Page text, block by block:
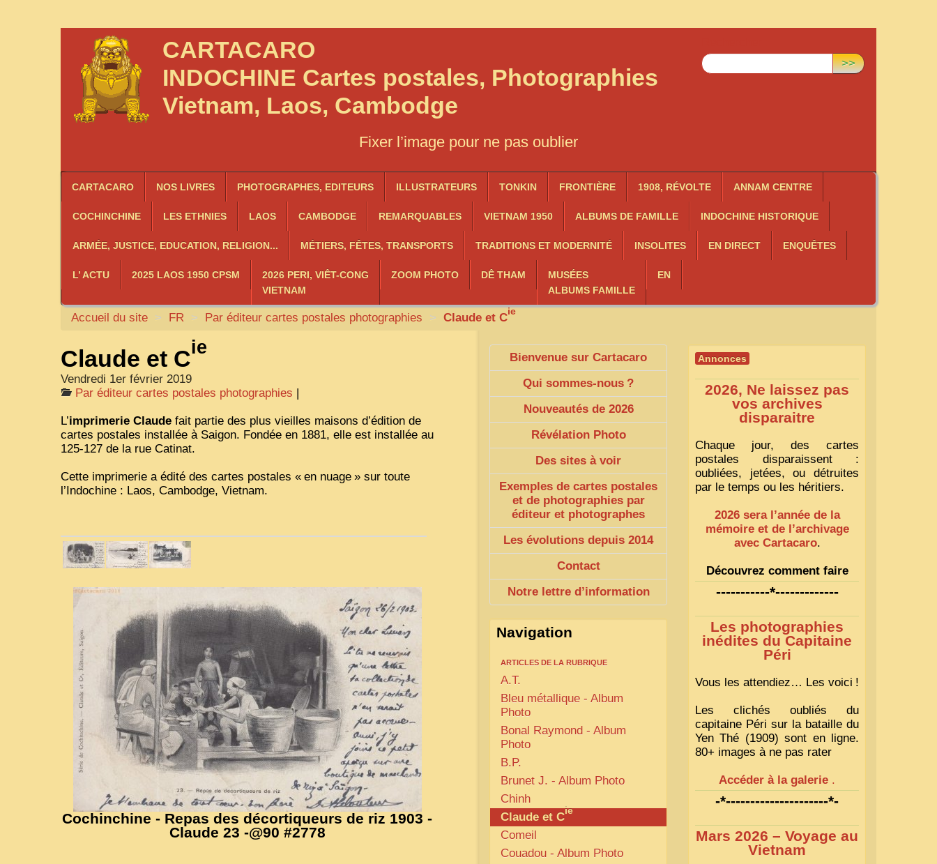
CARTACARO
INDOCHINE Cartes postales, Photographies
Vietnam, Laos, Cambodge
Fixer l’image pour ne pas oublier
>>
CARTACARO NOS LIVRES PHOTOGRAPHES, EDITEURS ILLUSTRATEURS TONKIN FRONTIÈRE 1908, RÉVOLTE ANNAM CENTRE
COCHINCHINE LES ETHNIES LAOS CAMBODGE REMARQUABLES VIETNAM 1950 ALBUMS DE FAMILLE INDOCHINE HISTORIQUE
ARMÉE, JUSTICE, EDUCATION, RELIGION... MÉTIERS, FÊTES, TRANSPORTS TRADITIONS ET MODERNITÉ INSOLITES EN DIRECT ENQUÊTES
L’ ACTU 2025 LAOS 1950 CPSM
2026 PERI, VIÊT-CONG
VIETNAM
ZOOM PHOTO DÊ THAM
MUSÉES
ALBUMS FAMILLE
EN
Accueil du site > FR > Par éditeur cartes postales photographies > Claude et Cie
Claude et Cie
Vendredi 1er février 2019
Par éditeur cartes postales photographies |
L’imprimerie Claude fait partie des plus vieilles maisons d’édition de
cartes postales installée à Saigon. Fondée en 1881, elle est installée au
125-127 de la rue Catinat.
Cette imprimerie a édité des cartes postales « en nuage » sur toute
l’Indochine : Laos, Cambodge, Vietnam.
Cochinchine - Repas des décortiqueurs de riz 1903 -
Claude 23 -@90 #2778
Bienvenue sur Cartacaro
Qui sommes-nous ?
Nouveautés de 2026
Révélation Photo
Des sites à voir
Exemples de cartes postales
et de photographies par
éditeur et photographes
Les évolutions depuis 2014
Contact
Notre lettre d’information
Navigation
ARTICLES DE LA RUBRIQUE
A.T.
Bleu métallique - Album
Photo
Bonal Raymond - Album
Photo
B.P.
Brunet J. - Album Photo
Chinh
Claude et Cie
Comeil
Couadou - Album Photo
Annonces
2026, Ne laissez pas
vos archives
disparaitre
Chaque jour, des cartes
postales disparaissent :
oubliées, jetées, ou détruites
par le temps ou les héritiers.
2026 sera l’année de la
mémoire et de l’archivage
avec Cartacaro.
Découvrez comment faire
1
-----------*-------------
Les photographies
inédites du Capitaine
Péri
Vous les attendiez… Les voici !
Les clichés oubliés du
capitaine Péri sur la bataille du
Yen Thé (1909) sont en ligne.
80+ images à ne pas rater
Accéder à la galerie .
-*---------------------*-
Mars 2026 – Voyage au
Vietnam